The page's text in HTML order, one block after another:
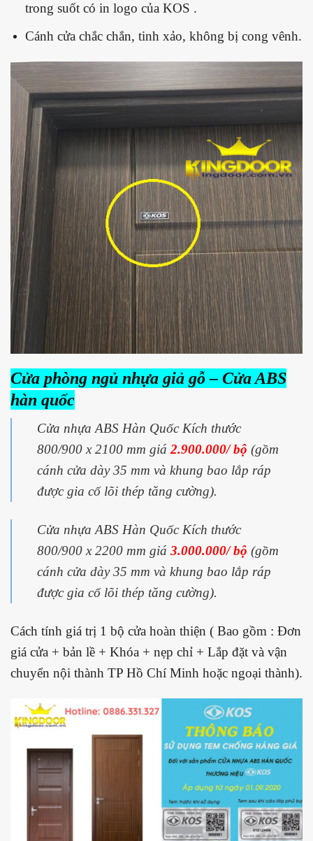
trong suốt có in logo của KOS .
Cánh cửa chắc chắn, tinh xảo, không bị cong vênh.
Cửa phòng ngủ nhựa giả gỗ – Cửa ABS
hàn quốc
Cửa nhựa ABS Hàn Quốc Kích thước
800/900 x 2100 mm giá 2.900.000/ bộ (gồm
cánh cửa dày 35 mm và khung bao lắp ráp
được gia cố lõi thép tăng cường).
Cửa nhựa ABS Hàn Quốc Kích thước
800/900 x 2200 mm giá 3.000.000/ bộ (gồm
cánh cửa dày 35 mm và khung bao lắp ráp
được gia cố lõi thép tăng cường).
Cách tính giá trị 1 bộ cửa hoàn thiện ( Bao gồm : Đơn
giá cửa + bản lề + Khóa + nẹp chỉ + Lắp đặt và vận
chuyển nội thành TP Hồ Chí Minh hoặc ngoại thành).